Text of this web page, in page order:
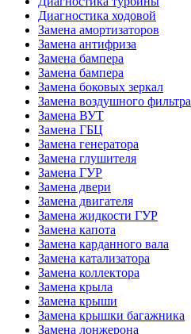
Диагностика ходовой
Замена амортизаторов
Замена антифриза
Замена бампера
Замена бампера
Замена боковых зеркал
Замена воздушного фильтра
Замена ВУТ
Замена ГБЦ
Замена генератора
Замена глушителя
Замена ГУР
Замена двери
Замена двигателя
Замена жидкости ГУР
Замена капота
Замена карданного вала
Замена катализатора
Замена коллектора
Замена крыла
Замена крыши
Замена крышки багажника
Замена лонжерона